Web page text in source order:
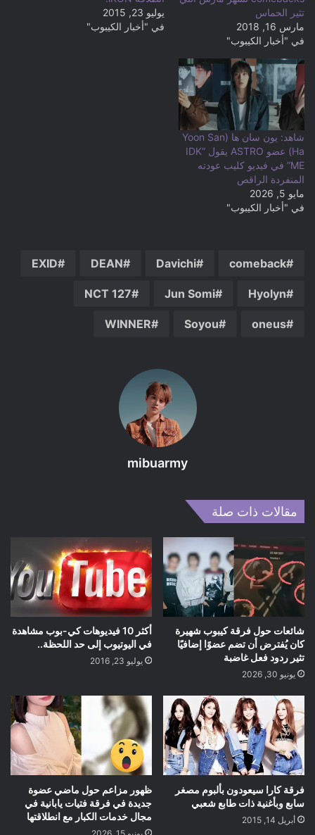
تثير الحماس
مارس 16, 2018
في "أخبار الكيبوب"
يوليو 23, 2015
في "أخبار الكيبوب"
شاهد: يون سان ها (Yoon San
Ha) عضو ASTRO يقول “IDK
ME” في فيديو كليب عودته
المنفردة الراقص
مايو 5, 2026
في "أخبار الكيبوب"
comeback
Davichi
DEAN
EXID
Hyolyn
Jun Somi
NCT 127
oneus
Soyou
WINNER
mibuarmy
مقالات ذات صلة
شائعات حول فرقة كيبوب شهيرة
كان يُفترض أن تضم عضوًا إضافيًا
تثير ردود فعل غاضبة
يونيو 30, 2026
أكثر 10 فيديوهات كي-بوب مشاهدة
في اليوتيوب إلى حد اللحظة..
يوليو 23, 2016
فرقة كارا سيعودون بألبوم مصغر
سابع وبأغنية ذات طابع شعبي
أبريل 14, 2015
ظهور مزاعم حول ماضي عضوة
جديدة في فرقة فتيات يابانية في
مجال خدمات الكبار مع انطلاقتها